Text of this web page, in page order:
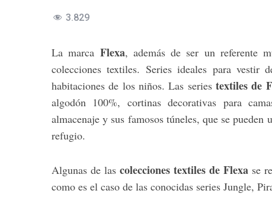
3.829
La marca Flexa, además de ser un referente
colecciones textiles. Series ideales para vestir
habitaciones de los niños. Las series textiles de
algodón 100%, cortinas decorativas para
almacenaje y sus famosos túneles, que se
refugio.
Algunas de las colecciones textiles de Flexa se
como es el caso de las conocidas series Jungle,